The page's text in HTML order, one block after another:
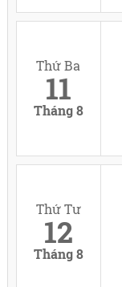
Thứ Ba
11
Tháng 8
Thứ Tư
12
Tháng 8